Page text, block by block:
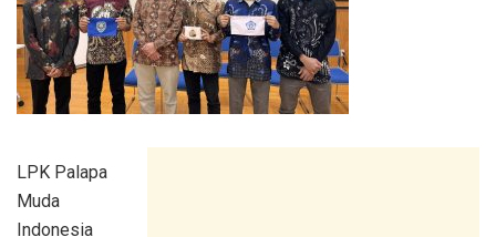
LPK Palapa
Muda
Indonesia